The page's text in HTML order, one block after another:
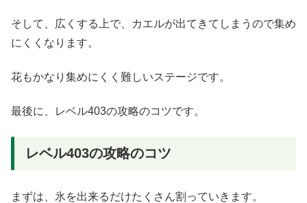
そして、広くする上で、カエルが出てきてしまうので集め
にくくなります。
花もかなり集めにくく難しいステージです。
最後に、レベル403の攻略のコツです。
レベル403の攻略のコツ
まずは、氷を出来るだけたくさん割っていきます。